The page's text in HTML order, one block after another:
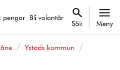
pengar Bli volontär
Sök Meny
Ystads kommun